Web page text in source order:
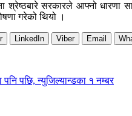
श्रेष्ठबारे सरकारले आफ्नो धारणा
गरेको थियो ।
LinkedIn Viber Email
पनि पछि, न्युजिल्यान्डका १ नम्बर